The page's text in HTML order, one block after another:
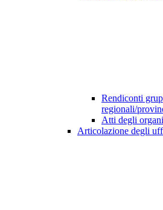
Rendiconti
regionali/
Atti degli
Articolazione degli